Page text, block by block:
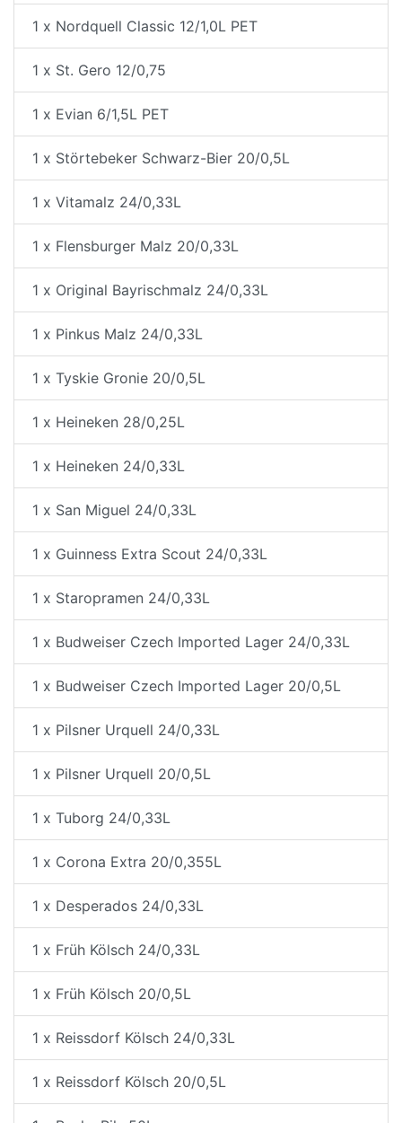
1 x Nordquell Classic 12/1,0L PET
1 x St. Gero 12/0,75
1 x Evian 6/1,5L PET
1 x Störtebeker Schwarz-Bier 20/0,5L
1 x Vitamalz 24/0,33L
1 x Flensburger Malz 20/0,33L
1 x Original Bayrischmalz 24/0,33L
1 x Pinkus Malz 24/0,33L
1 x Tyskie Gronie 20/0,5L
1 x Heineken 28/0,25L
1 x Heineken 24/0,33L
1 x San Miguel 24/0,33L
1 x Guinness Extra Scout 24/0,33L
1 x Staropramen 24/0,33L
1 x Budweiser Czech Imported Lager 24/0,33L
1 x Budweiser Czech Imported Lager 20/0,5L
1 x Pilsner Urquell 24/0,33L
1 x Pilsner Urquell 20/0,5L
1 x Tuborg 24/0,33L
1 x Corona Extra 20/0,355L
1 x Desperados 24/0,33L
1 x Früh Kölsch 24/0,33L
1 x Früh Kölsch 20/0,5L
1 x Reissdorf Kölsch 24/0,33L
1 x Reissdorf Kölsch 20/0,5L